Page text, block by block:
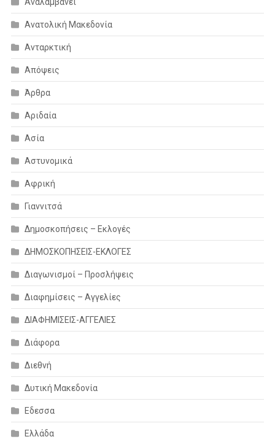
Ανατολική Μακεδονία
Ανταρκτική
Απόψεις
Άρθρα
Αριδαία
Ασία
Αστυνομικά
Αφρική
Γιαννιτσά
Δημοσκοπήσεις – Εκλογές
ΔΗΜΟΣΚΟΠΗΣΕΙΣ-ΕΚΛΟΓΕΣ
Διαγωνισμοί – Προσλήψεις
Διαφημίσεις – Αγγελίες
ΔΙΑΦΗΜΙΣΕΙΣ-ΑΓΓΕΛΙΕΣ
Διάφορα
Διεθνή
Δυτική Μακεδονία
Εδεσσα
Ελλάδα